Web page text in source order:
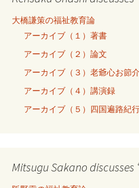
大橋謙策の福祉教育論
アーカイブ（１）著書
アーカイブ（２）論文
アーカイブ（３）老爺心お節
アーカイブ（４）講演録
アーカイブ（５）四国遍路紀
Mitsugu Sakano discusses